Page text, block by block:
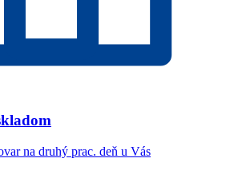
na druhý prac. deň u Vás